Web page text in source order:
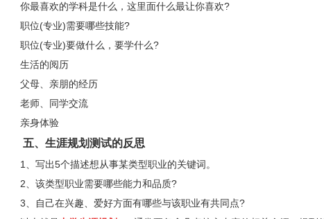
你最喜欢的学科是什么，这里面什么最让你喜欢?
职位(专业)需要哪些技能?
职位(专业)要做什么，要学什么?
生活的阅历
父母、亲朋的经历
老师、同学交流
亲身体验
五、生涯规划测试的反思
1 、写出5个描述想从事某类型职业的关键词。
2 、该类型职业需要哪些能力和品质?
3 、自己在兴趣、爱好方面有哪些与该职业有共同点?